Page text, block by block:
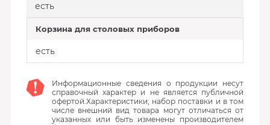
есть
Корзина для столовых приборов
есть
Информационные сведения о продукции несут
справочный характер и не является публичной
офертой.Характеристики, набор поставки и в том
числе внешний вид товара могут отличаться от
указанных или быть изменены производителем